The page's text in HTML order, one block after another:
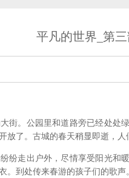
平凡的世界_第
街。公园里和道路旁已经处处
放了。古城的春天稍显即逝，人
纷走出户外，尽情享受阳光和
。到处传来春游的孩子们的歌